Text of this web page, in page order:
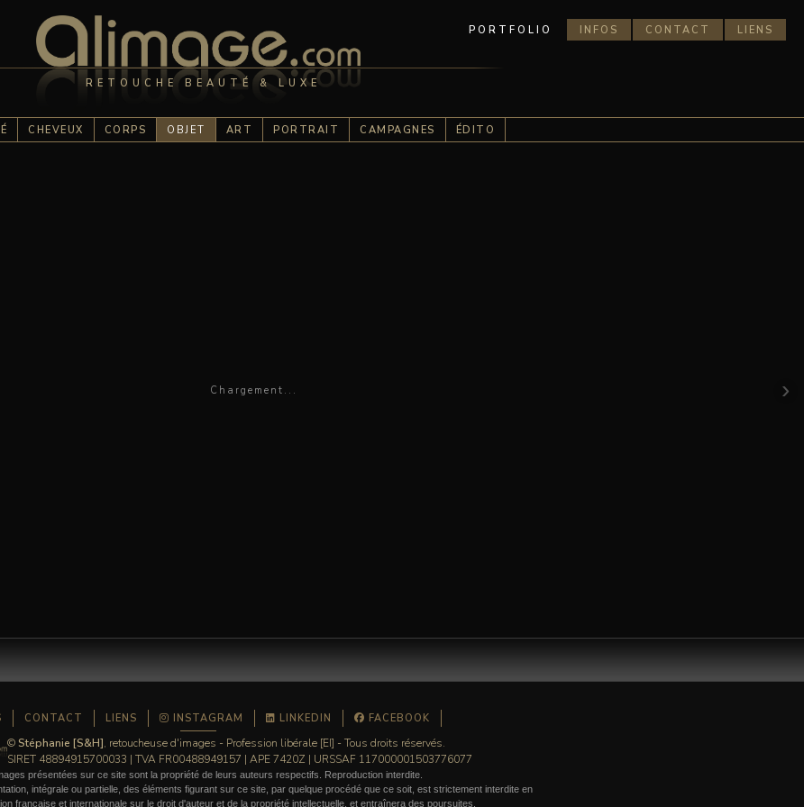
PORTFOLIO INFOS CONTACT LIENS
RETOUCHE BEAUTÉ & LUXE
CHEVEUX CORPS OBJET ART PORTRAIT CAMPAGNES ÉDITO
Chargement... ›
CONTACT LIENS INSTAGRAM LINKEDIN FACEBOOK
©Stéphanie [S&H], retoucheuse d'images - Profession libérale [EI] - Tous droits réservés.
SIRET 48894915700033 | TVA FR00488949157 | APE 7420Z | URSSAF 117000001503776077
présentées sur ce site sont la propriété de leurs auteurs respectifs. Reproduction interdite.
intégrale ou partielle, des éléments figurant sur ce site, par quelque procédé que ce soit, est strictement interdite en
française et internationale sur le droit d'auteur et de la propriété intellectuelle, et entraînera des poursuites.